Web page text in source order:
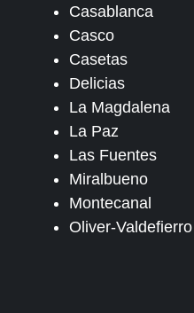
Casablanca
Casco
Casetas
Delicias
La Magdalena
La Paz
Las Fuentes
Miralbueno
Montecanal
Oliver-Valdefierro